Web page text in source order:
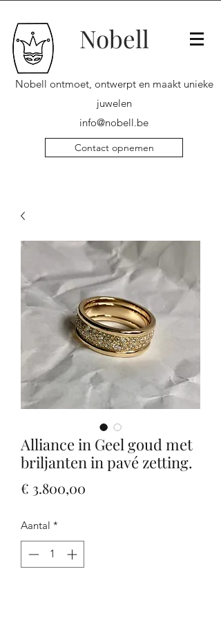
Nobell
Nobell ontmoet, ontwerpt en maakt unieke
juwelen
info@nobell.be
Contact opnemen
Alliance in Geel goud met
briljanten in pavé zetting.
€ 3.800,00
Aantal *